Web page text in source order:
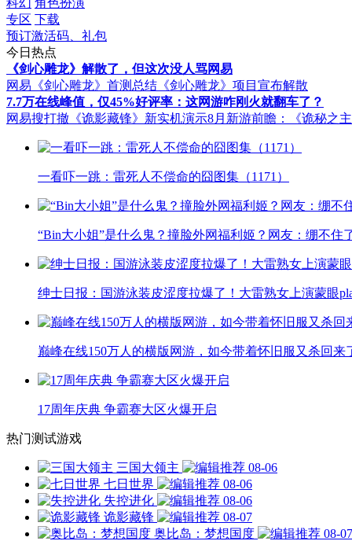
专区 下载
预订激活码、礼包
今日热点
《剑心雕龙》解散了，但这次没人骂网易
网易《剑心雕龙》首测总结 《剑心雕龙》项目宣布解散
7.7万在线峰值，仅45%好评率：这网游咋刚火就翻车了？
网易搜打撤《诡影藏锋》新实机演示8月新游前瞻：《诡秘之
一看吓一跳：雷死人不偿命的囧图集（1171）
“Bin大小姐”是什么鬼？撞脸外网福利姬？网友：绷不住
绅士日报：国游泳装皮涩度拉爆了！大雷熟女上演蒙眼
巅峰在线150万人的横版网游，如今带着怀旧服又杀回来
17周年庆典 争霸赛大区火爆开启
热门测试游戏
三国大领主
08-06
七日世界
08-06
失控进化
08-06
诡影藏锋
08-07
奥比岛：梦想国度
08-07